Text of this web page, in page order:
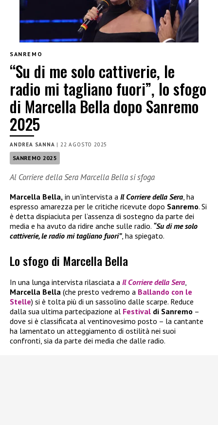
SANREMO
“Su di me solo cattiverie, le
radio mi tagliano fuori”, lo sfogo
di Marcella Bella dopo Sanremo
2025
ANDREA SANNA | 22 AGOSTO 2025
SANREMO 2025
Al Corriere della Sera Marcella Bella si sfoga
Marcella Bella, in un’intervista a Il Corriere della Sera, ha
espresso amarezza per le critiche ricevute dopo Sanremo. Si
è detta dispiaciuta per l’assenza di sostegno da parte dei
media e ha avuto da ridire anche sulle radio. “Su di me solo
cattiverie, le radio mi tagliano fuori”, ha spiegato.
Lo sfogo di Marcella Bella
In una lunga intervista rilasciata a Il Corriere della Sera
Marcella Bella (che presto vedremo a Ballando con le
Stelle) si è tolta più di un sassolino dalle scarpe. Reduce
dalla sua ultima partecipazione al Festival di Sanremo –
dove si è classificata al ventinovesimo posto – la cantante
ha lamentato un atteggiamento di ostilità nei suoi
confronti, sia da parte dei media che dalle radio.